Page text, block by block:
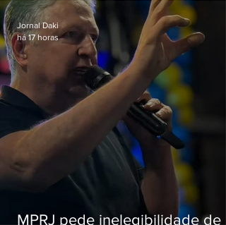
MPRJ pede inelegibilidade de
Jornal Daki
há 17 horas